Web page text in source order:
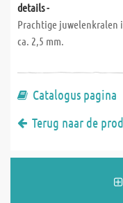
details -
Prachtige juwelenkralen
ca. 2,5 mm.
Catalogus pagina
Terug naar de